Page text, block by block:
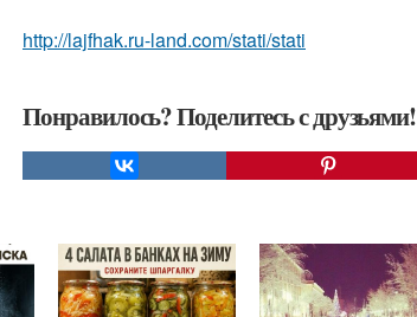
http://lajfhak.ru-land.com/stati/stati
Понравилось? Поделитесь с друзьями!